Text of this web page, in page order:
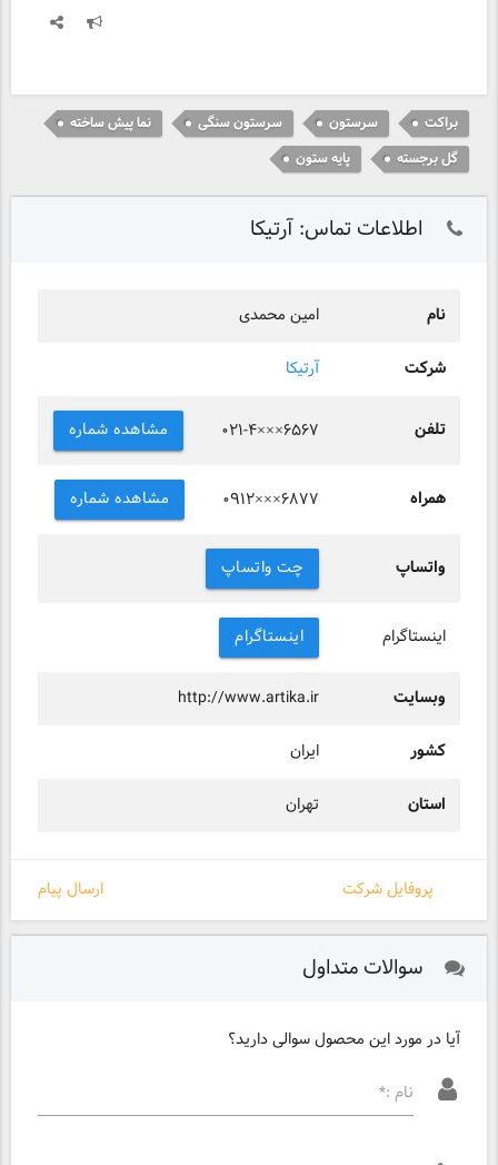
براکت سرستون سرستون سنگی
نما پیش ساخته
گل برجسته
پایه ستون
اطلاعات تماس: آرتیکا
نام امین محمدی
شرکت آرتیکا
تلفن ۰۲۱-۴×××۶۵۶۷ مشاهده شماره
همراه ۰۹۱۲×××۶۸۷۷ مشاهده شماره
واتساپ چت واتساپ
اینستاگرام اینستاگرام
وبسایت http://www.artika.ir
کشور ایران
استان تهران
ارسال پیام پروفایل شرکت
سوالات متداول
آیا در مورد این محصول سوالی دارید؟
نام :*